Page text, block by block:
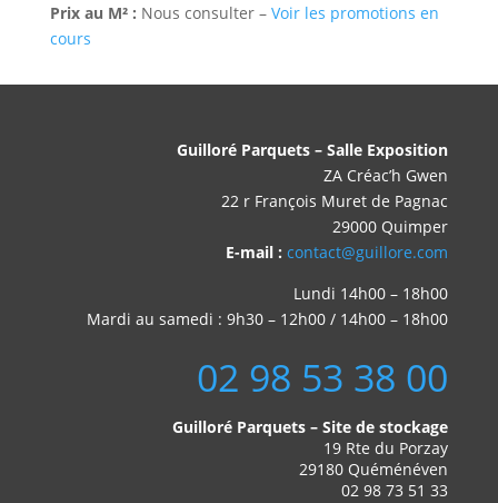
Prix au M² : Nous consulter – Voir les promotions en
cours
Guilloré Parquets – Salle Exposition
ZA Créac’h Gwen
22 r François Muret de Pagnac
29000 Quimper
E-mail :contact@guillore.com
Lundi 14h00 – 18h00
Mardi au samedi : 9h30 – 12h00 / 14h00 – 18h00
02 98 53 38 00
Guilloré Parquets – Site de stockage
19 Rte du Porzay
29180 Quéménéven
02 98 73 51 33